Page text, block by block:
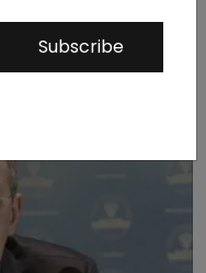
Subscribe